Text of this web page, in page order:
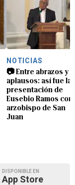
NOTICIAS
📷 Entre abrazos y
aplausos: así fue la
presentación de
Eusebio Ramos
arzobispo de San
Juan
DISPONIBLE EN
App Store